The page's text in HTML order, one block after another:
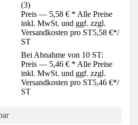
(3)
Preis — 5,58 € * Alle Preise
inkl. MwSt. und ggf. zzgl.
Versandkosten pro ST5,58 €*/
ST
Bei Abnahme von 10 ST:
Preis — 5,46 € * Alle Preise
inkl. MwSt. und ggf. zzgl.
Versandkosten pro ST5,46 €*/
ST